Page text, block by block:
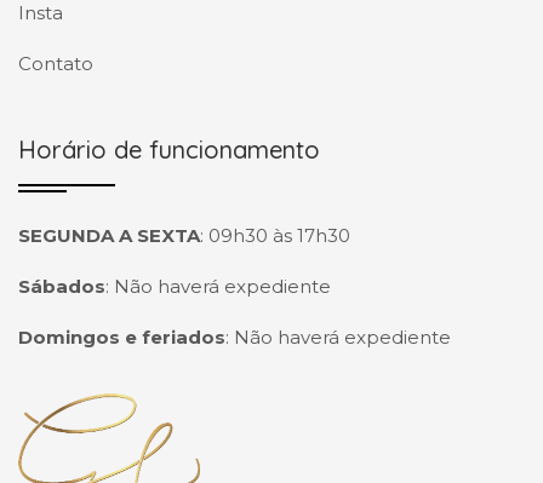
Insta
Contato
Horário de funcionamento
SEGUNDA A SEXTA: 09h30 às 17h30
Sábados: Não haverá expediente
Domingos e feriados: Não haverá expediente
Página inicial